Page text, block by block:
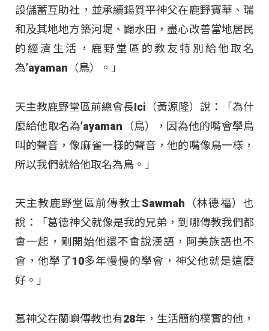
設儲蓄互助社，並承續鍚質平神父在鹿野寶華、瑞
和及其地地方築河堤、闢水田，盡心改善當地居民
的經濟生活，鹿野堂區的教友特別給他取名
為’ayaman（鳥）。」
天主教鹿野堂區前總會長Ici（黃源隆）說：「為什
麼給他取名為’ayaman（鳥），因為他的嘴會學鳥
叫的聲音，像麻雀一樣的聲音，他的嘴像鳥一樣，
所以我們就給他取名為鳥。」
天主教鹿野堂區前傳教士Sawmah（林德福）也
說：「葛德神父就像是我的兄弟，到哪傳教我們都
會一起，剛開始他還不會說漢語，阿美族語也不
會，他學了10多年慢慢的學會，神父他就是這麼
好。」
葛神父在蘭嶼傳教也有28年，生活簡約樸實的他，